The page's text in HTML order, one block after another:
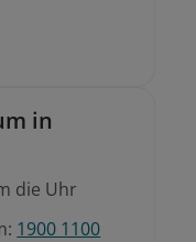
in
die Uhr
1900 1100